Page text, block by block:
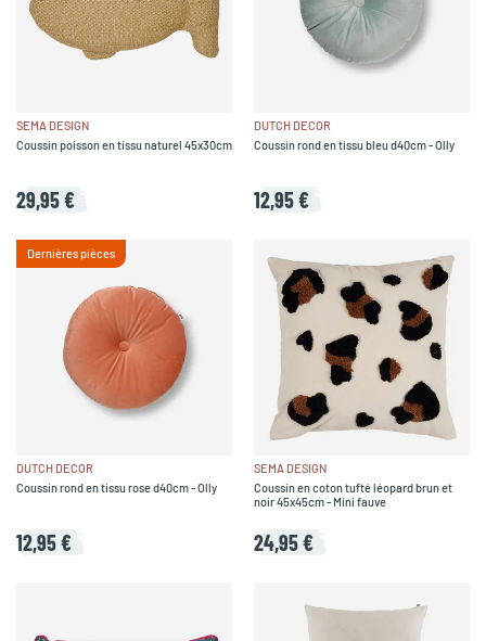
SEMA DESIGN
Coussin poisson en tissu naturel 45x30cm
29,95 €
DUTCH DECOR
Coussin rond en tissu bleu d40cm - Olly
12,95 €
Dernières pièces
DUTCH DECOR
Coussin rond en tissu rose d40cm - Olly
12,95 €
SEMA DESIGN
Coussin en coton tufté léopard brun et
noir 45x45cm - Mini fauve
24,95 €